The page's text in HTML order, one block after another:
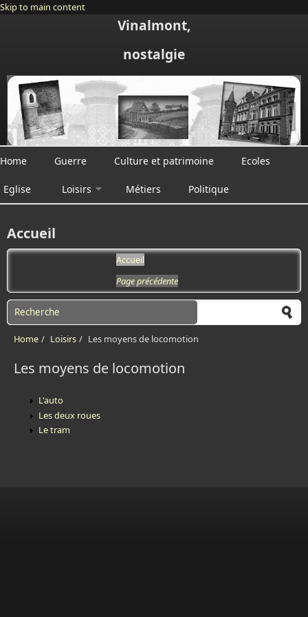
Skip to main content
Vinalmont,
nostalgie
Home Guerre Culture et patrimoine Ecoles
Eglise Loisirs Métiers Politique
Accueil
Accueil
Page précédente
Search form
Home / Loisirs / Les moyens de locomotion
Les moyens de locomotion
L'auto
Les deux roues
Le tram